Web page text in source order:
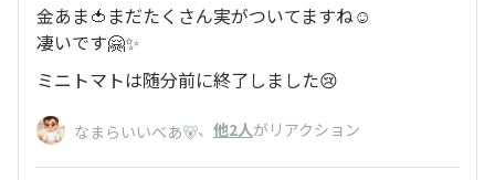
金あま🍅まだたくさん実がついてますね☺️
凄いです🤗✨
ミニトマトは随分前に終了しました😢
なまらいいべあ🐻、 他2人がリアクション